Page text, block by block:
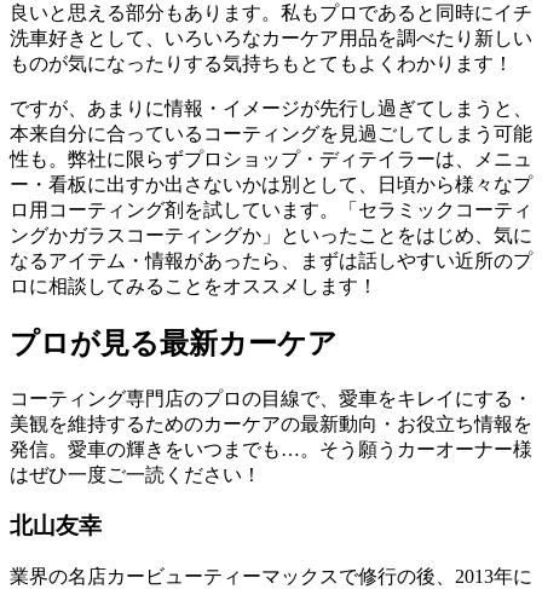
良いと思える部分もあります。私もプロであると同時にイチ
洗車好きとして、いろいろなカーケア用品を調べたり新しい
ものが気になったりする気持ちもとてもよくわかります！
ですが、あまりに情報・イメージが先行し過ぎてしまうと、
本来自分に合っているコーティングを見過ごしてしまう可能
性も。弊社に限らずプロショップ・ディテイラーは、メニュ
ー・看板に出すか出さないかは別として、日頃から様々なプ
ロ用コーティング剤を試しています。「セラミックコーティ
ングかガラスコーティングか」といったことをはじめ、気に
なるアイテム・情報があったら、まずは話しやすい近所のプ
ロに相談してみることをオススメします！
プロが見る最新カーケア
コーティング専門店のプロの目線で、愛車をキレイにする・
美観を維持するためのカーケアの最新動向・お役立ち情報を
発信。愛車の輝きをいつまでも…。そう願うカーオーナー様
はぜひ一度ご一読ください！
北山友幸
業界の名店カービューティーマックスで修行の後、2013年に